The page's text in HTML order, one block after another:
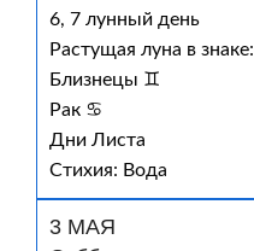
6, 7 лунный день
Растущая луна в знаке:
Близнецы ♊
Рак ♋
Дни Листа
Стихия: Вода
3 МАЯ